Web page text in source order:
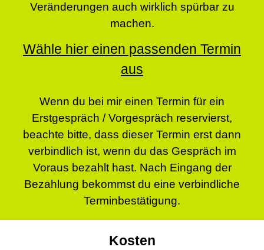
Veränderungen auch wirklich spürbar zu
machen.
Wähle hier einen passenden Termin
aus
Wenn du bei mir einen Termin für ein
Erstgespräch / Vorgespräch reservierst,
beachte bitte, dass dieser Termin erst dann
verbindlich ist, wenn du das Gespräch im
Voraus bezahlt hast. Nach Eingang der
Bezahlung bekommst du eine verbindliche
Terminbestätigung.
Kosten